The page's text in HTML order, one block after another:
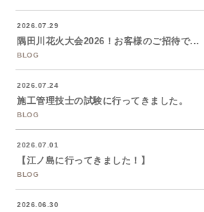
2026.07.29
隅田川花火大会2026！お客様のご招待で...
BLOG
2026.07.24
施工管理技士の試験に行ってきました。
BLOG
2026.07.01
【江ノ島に行ってきました！】
BLOG
2026.06.30